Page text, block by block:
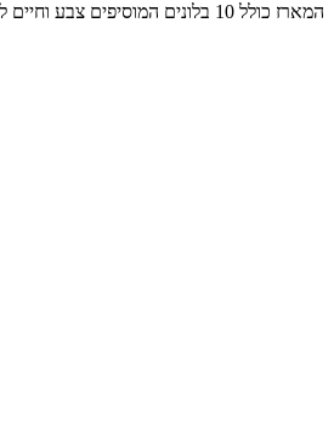
המארז כולל 10 בלונים המוסיפים צבע וחיים לכל מסיבה. מושלם לקישוטים יצירתיים והוספת אווירה חגיגית לכל אירוע. *ייתכנו שינויים קלים בגווני הבלונים*